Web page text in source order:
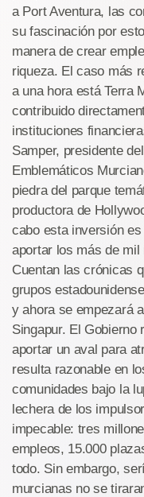
a Port Aventura, las
su fascinación por
manera de crear
riqueza. El caso más
a una hora está Terra
contribuido
instituciones
Samper, presidente
Emblemáticos
piedra del parque
productora de
cabo esta inversión
aportar los más de
Cuentan las crónicas
grupos
y ahora se empezará
Singapur. El Gobierno
aportar un aval para
resulta razonable en
comunidades bajo la
lechera de los
impecable: tres
empleos, 15.000
todo. Sin embargo,
murcianas no se